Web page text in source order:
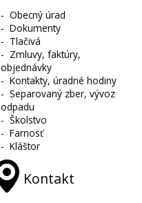
-Obecný úrad
-Dokumenty
- Tlačivá
- Zmluvy, faktúry,
objednávky
-Kontakty, úradné hodiny
-Separovaný zber, vývoz
odpadu
-Školstvo
-Farnosť
-Kláštor
Kontakt